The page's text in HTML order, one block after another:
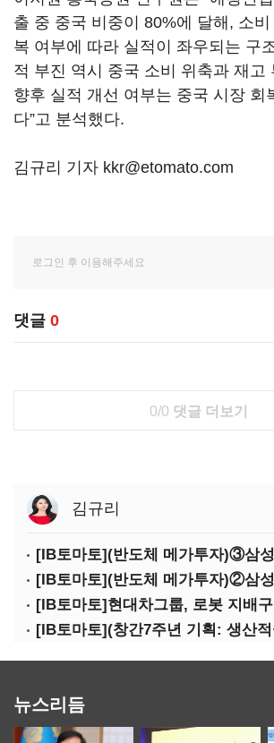
출 중 중국 비중이 80%에 달해, 소비
복 여부에 따라 실적이 좌우되는 구
적 부진 역시 중국 소비 위축과 재고
향후 실적 개선 여부는 중국 시장 회
다”고 분석했다.
김규리 기자 kkr@etomato.com
댓글 0
0/0 댓글 더보기
김규리
뉴스리듬